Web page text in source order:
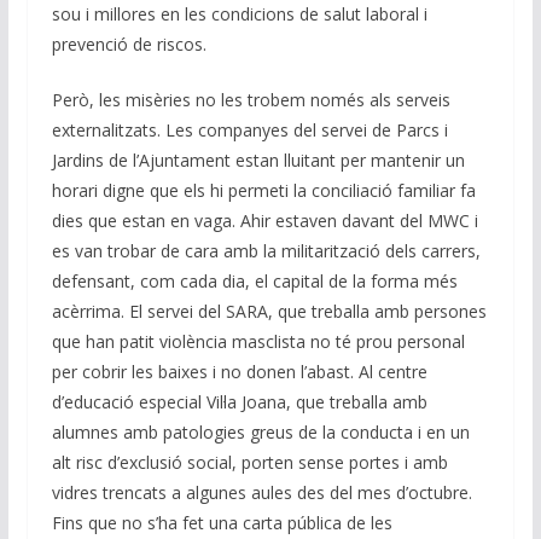
sou i millores en les condicions de salut laboral i
prevenció de riscos.
Però, les misèries no les trobem només als serveis
externalitzats. Les companyes del servei de Parcs i
Jardins de l’Ajuntament estan lluitant per mantenir un
horari digne que els hi permeti la conciliació familiar fa
dies que estan en vaga. Ahir estaven davant del MWC i
es van trobar de cara amb la militarització dels carrers,
defensant, com cada dia, el capital de la forma més
acèrrima. El servei del SARA, que treballa amb persones
que han patit violència masclista no té prou personal
per cobrir les baixes i no donen l’abast. Al centre
d’educació especial Vil·la Joana, que treballa amb
alumnes amb patologies greus de la conducta i en un
alt risc d’exclusió social, porten sense portes i amb
vidres trencats a algunes aules des del mes d’octubre.
Fins que no s’ha fet una carta pública de les